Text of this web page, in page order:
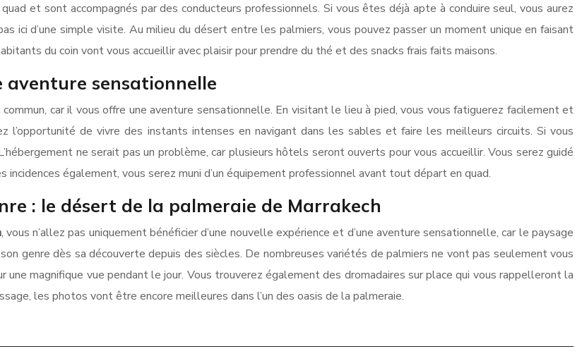
et sont accompagnés par des conducteurs professionnels. Si vous êtes déjà apte à conduire seul, vous aurez
ici d’une simple visite. Au milieu du désert entre les palmiers, vous pouvez passer un moment unique en faisant
du coin vont vous accueillir avec plaisir pour prendre du thé et des snacks frais faits maisons.
aventure sensationnelle
car il vous offre une aventure sensationnelle. En visitant le lieu à pied, vous vous fatiguerez facilement et
l’opportunité de vivre des instants intenses en navigant dans les sables et faire les meilleurs circuits. Si vous
ne serait pas un problème, car plusieurs hôtels seront ouverts pour vous accueillir. Vous serez guidé
également, vous serez muni d’un équipement professionnel avant tout départ en quad.
: le désert de la palmeraie de Marrakech
, vous n’allez pas uniquement bénéficier d’une nouvelle expérience et d’une aventure sensationnelle, car le paysage
genre dès sa découverte depuis des siècles. De nombreuses variétés de palmiers ne vont pas seulement vous
magnifique vue pendant le jour. Vous trouverez également des dromadaires sur place qui vous rappelleront la
les photos vont être encore meilleures dans l’un des oasis de la palmeraie.